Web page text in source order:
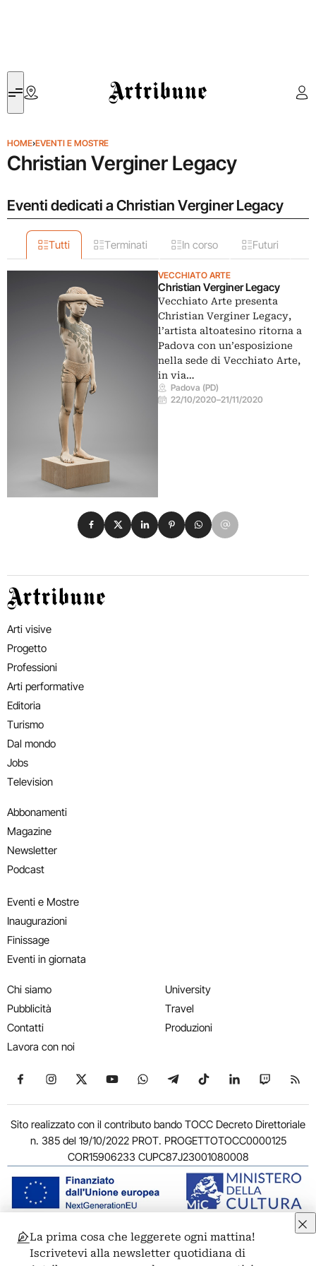
Artribune
HOME›EVENTI E MOSTRE
Christian Verginer Legacy
Eventi dedicati a Christian Verginer Legacy
Tutti Terminati In corso Futuri
VECCHIATO ARTE
Christian Verginer Legacy
Vecchiato Arte presenta
Christian Verginer Legacy,
l’artista altoatesino ritorna a
Padova con un’esposizione
nella sede di Vecchiato Arte,
in via…
Padova (PD)
22/10/2020–21/11/2020
Condividi su Facebook
Condividi su X
Condividi su LinkedIn
Condividi su Pinterest
Condividi su WhatsApp
Condividi su Email
Artribune
Arti visive
Progetto
Professioni
Arti performative
Editoria
Turismo
Dal mondo
Jobs
Television
Abbonamenti
Magazine
Newsletter
Podcast
Eventi e Mostre
Inaugurazioni
Finissage
Eventi in giornata
Chi siamo
Pubblicità
Contatti
Lavora con noi
University
Travel
Produzioni
Seguici su Facebook
Seguici su Instagram
Seguici su X
Seguici su YouTube
Seguici su WhatsApp
Seguici su Telegram
Seguici su TikTok
Seguici su
Seguici
Sito realizzato con il contributo bando TOCC Decreto Direttoriale
n. 385 del 19/10/2022 PROT. PROGETTOTOCC0000125
COR15906233 CUPC87J23001080008
© 2011-2026 ARTRIBUNE srl – Corso Vittorio Emanuele II, 287 –
00186 Roma - P.I. 11381581005
La prima cosa che leggerete ogni mattina!
Iscrivetevi alla newsletter quotidiana di